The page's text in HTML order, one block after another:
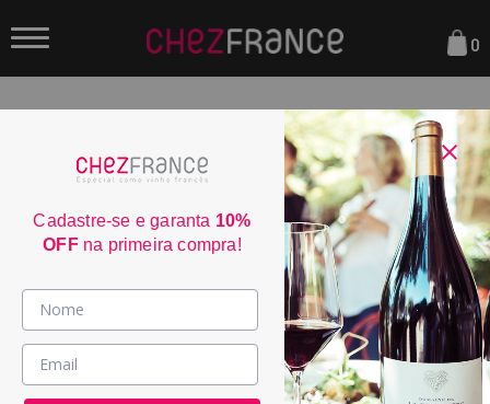
Vinhos >
País / Região >
0
ORDENAR POR:
29
Cadastre-se e garanta 10%
OFFna primeira compra!